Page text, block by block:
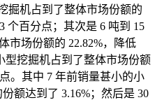
掘机占到了整体市场份额的
个百分点；其次是 6 吨到 15
市场份额的 22.82%，降低
型挖掘机占到了整体市场份额
。其中 7 年前销量甚小的小
额达到了 3.16%；然后是 30